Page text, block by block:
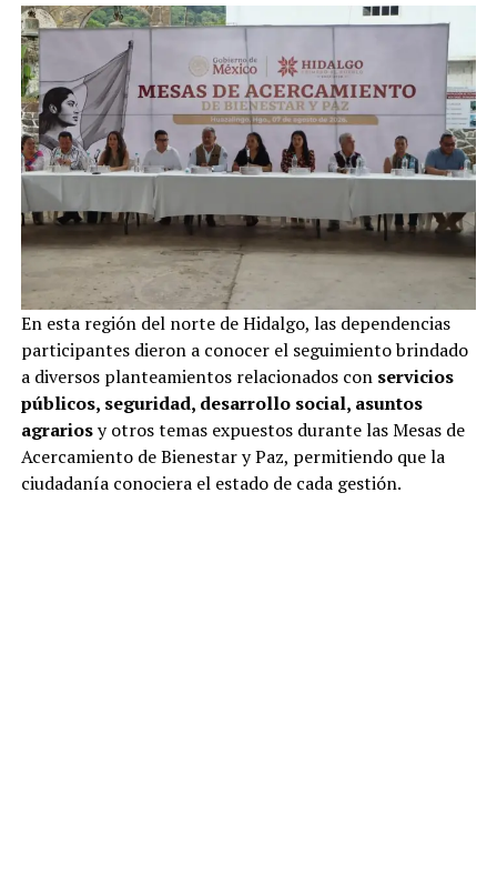
En esta región del norte de Hidalgo, las dependencias
participantes dieron a conocer el seguimiento brindado
a diversos planteamientos relacionados con servicios
públicos, seguridad, desarrollo social, asuntos
agrariosy otros temas expuestos durante las Mesas de
Acercamiento de Bienestar y Paz, permitiendo que la
ciudadanía conociera el estado de cada gestión.